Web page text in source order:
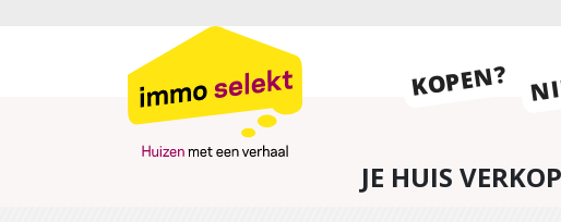
KOPEN?
JE HUIS